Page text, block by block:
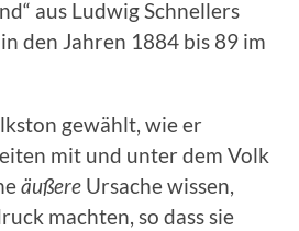
aus Ludwig Schnellers
den Jahren 1884 bis 89 im
gewählt, wie er
mit und unter dem Volk
äußere Ursache wissen,
machten, so dass sie